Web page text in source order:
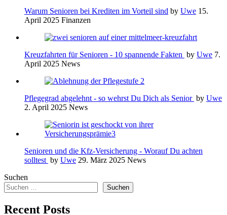
Warum Senioren bei Krediten im Vorteil sind by Uwe 15.
April 2025 Finanzen
Kreuzfahrten für Senioren - 10 spannende Fakten by Uwe 7.
April 2025 News
Pflegegrad abgelehnt - so wehrst Du Dich als Senior by Uwe
2. April 2025 News
Senioren und die Kfz-Versicherung - Worauf Du achten
solltest by Uwe 29. März 2025 News
Suchen
Suchen
Recent Posts